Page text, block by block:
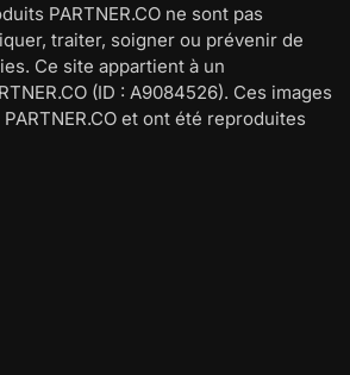
PARTNER.CO ne sont pas
traiter, soigner ou prévenir de
Ce site appartient à un
(ID : A9084526). Ces images
et ont été reproduites